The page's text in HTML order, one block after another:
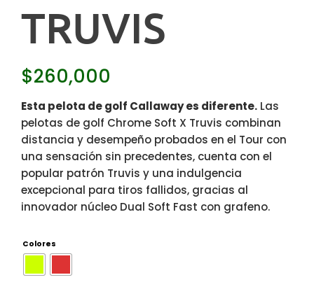
TRUVIS
$260,000
Esta pelota de golf Callaway es diferente. Las
pelotas de golf Chrome Soft X Truvis combinan
distancia y desempeño probados en el Tour con
una sensación sin precedentes, cuenta con el
popular patrón Truvis y una indulgencia
excepcional para tiros fallidos, gracias al
innovador núcleo Dual Soft Fast con grafeno.
Colores